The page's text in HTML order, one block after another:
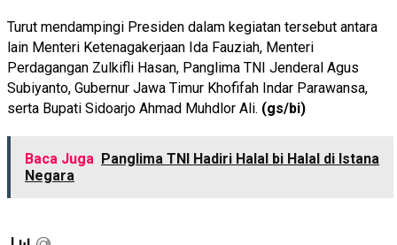
Turut mendampingi Presiden dalam kegiatan tersebut antara
lain Menteri Ketenagakerjaan Ida Fauziah, Menteri
Perdagangan Zulkifli Hasan, Panglima TNI Jenderal Agus
Subiyanto, Gubernur Jawa Timur Khofifah Indar Parawansa,
serta Bupati Sidoarjo Ahmad Muhdlor Ali. (gs/bi)
Baca Juga Panglima TNI Hadiri Halal bi Halal di Istana
Negara